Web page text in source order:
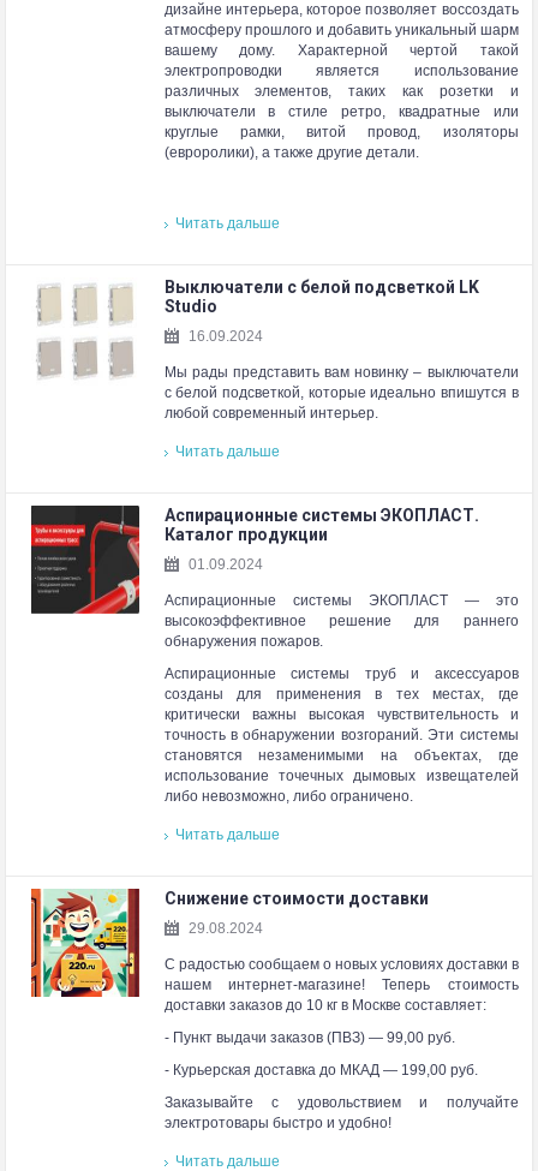
дизайне интерьера, которое позволяет воссоздать
атмосферу прошлого и добавить уникальный шарм
вашему дому. Характерной чертой такой
электропроводки является использование
различных элементов, таких как розетки и
выключатели в стиле ретро, квадратные или
круглые рамки, витой провод, изоляторы
(евроролики), а также другие детали.
Читать дальше
Выключатели с белой подсветкой LK
Studio
16.09.2024
Мы рады представить вам новинку – выключатели
с белой подсветкой, которые идеально впишутся в
любой современный интерьер.
Читать дальше
Аспирационные системы ЭКОПЛАСТ.
Каталог продукции
01.09.2024
Аспирационные системы ЭКОПЛАСТ — это
высокоэффективное решение для раннего
обнаружения пожаров.
Аспирационные системы труб и аксессуаров
созданы для применения в тех местах, где
критически важны высокая чувствительность и
точность в обнаружении возгораний. Эти системы
становятся незаменимыми на объектах, где
использование точечных дымовых извещателей
либо невозможно, либо ограничено.
Читать дальше
Снижение стоимости доставки
29.08.2024
С радостью сообщаем о новых условиях доставки в
нашем интернет-магазине! Теперь стоимость
доставки заказов до 10 кг в Москве составляет:
- Пункт выдачи заказов (ПВЗ) — 99,00 руб.
- Курьерская доставка до МКАД — 199,00 руб.
Заказывайте с удовольствием и получайте
электротовары быстро и удобно!
Читать дальше